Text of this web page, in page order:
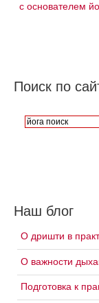
с основателем
Поиск по
Наш блог
О дришти в
О важности
Подготовка к